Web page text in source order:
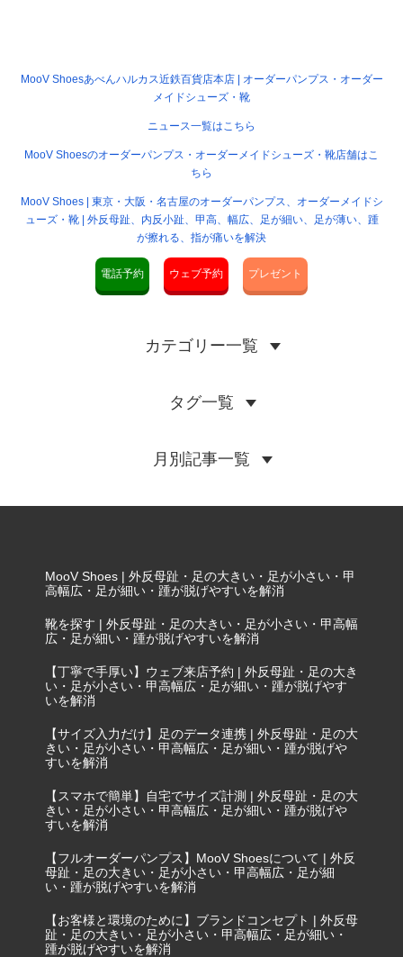
MooV Shoesあべんハルカス近鉄百貨店本店 | オーダーパンプス・オーダー
メイドシューズ・靴
ニュース一覧はこちら
MooV Shoesのオーダーパンプス・オーダーメイドシューズ・靴店舗はこ
ちら
MooV Shoes | 東京・大阪・名古屋のオーダーパンプス、オーダーメイドシ
ューズ・靴 | 外反母趾、内反小趾、甲高、幅広、足が細い、足が薄い、踵
が擦れる、指が痛いを解決
電話予約 ウェブ予約 プレゼント
カテゴリー一覧
タグ一覧
月別記事一覧
MooV Shoes | 外反母趾・足の大きい・足が小さい・甲
高幅広・足が細い・踵が脱げやすいを解消
靴を探す | 外反母趾・足の大きい・足が小さい・甲高幅
広・足が細い・踵が脱げやすいを解消
【丁寧で手厚い】ウェブ来店予約 | 外反母趾・足の大き
い・足が小さい・甲高幅広・足が細い・踵が脱げやす
いを解消
【サイズ入力だけ】足のデータ連携 | 外反母趾・足の大
きい・足が小さい・甲高幅広・足が細い・踵が脱げや
すいを解消
【スマホで簡単】自宅でサイズ計測 | 外反母趾・足の大
きい・足が小さい・甲高幅広・足が細い・踵が脱げや
すいを解消
【フルオーダーパンプス】MooV Shoesについて | 外反
母趾・足の大きい・足が小さい・甲高幅広・足が細
い・踵が脱げやすいを解消
【お客様と環境のために】ブランドコンセプト | 外反母
趾・足の大きい・足が小さい・甲高幅広・足が細い・
踵が脱げやすいを解消